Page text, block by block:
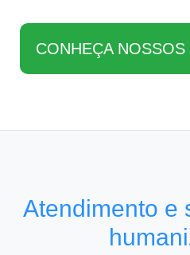
CONHEÇA
Atendimento e